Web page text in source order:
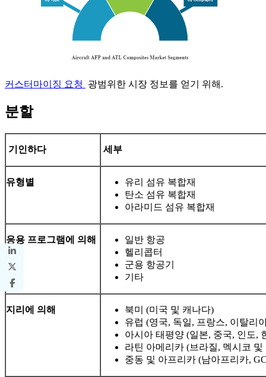
커스터마이징 요청 광범위한 시장 정보를 얻기 위해.
분할
기인하다 세부
유형별
유리 섬유 복합재
탄소 섬유 복합재
아라미드 섬유 복합재
응용 프로그램에 의해
일반 항공
헬리콥터
군용 항공기
기타
지리에 의해
북미 (미국 및 캐나다)
유럽 ​​(영국, 독일, 프랑스, ​​이탈리
아시아 태평양 (일본, 중국, 인도,
라틴 아메리카 (브라질, 멕시코
중동 및 아프리카 (남아프리카,